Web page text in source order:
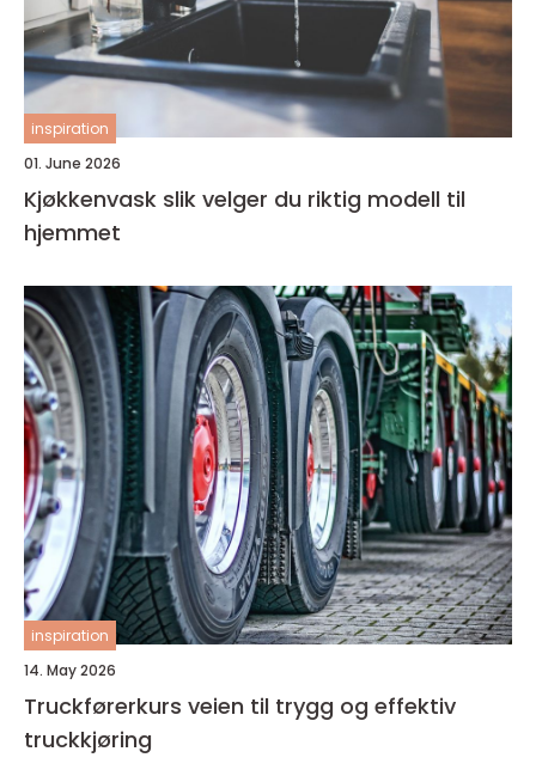
inspiration
01. June 2026
Kjøkkenvask slik velger du riktig modell til
hjemmet
inspiration
14. May 2026
Truckførerkurs veien til trygg og effektiv
truckkjøring